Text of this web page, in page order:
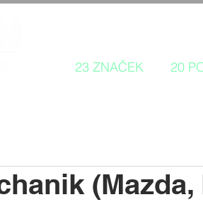
23 ZNAČEK 20